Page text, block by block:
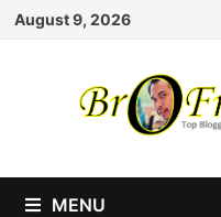
Skip
August 9, 2026
MENU